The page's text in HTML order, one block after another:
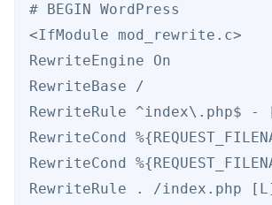
# BEGIN WordPress
<IfModule mod_rewrite.c>
RewriteEngine On
RewriteBase /
RewriteRule ^index\.php$ -
RewriteCond
RewriteCond
RewriteRule . /index.php